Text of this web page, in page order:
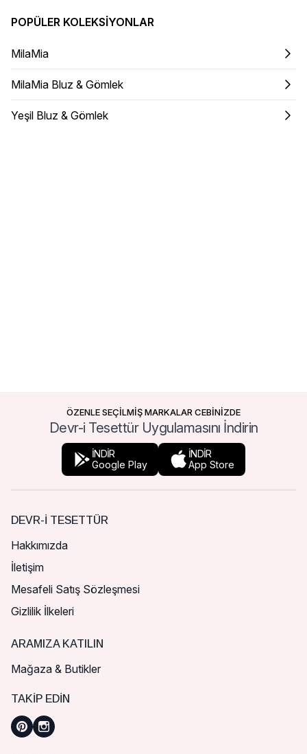
POPÜLER KOLEKSIYONLAR
MilaMia
MilaMia Bluz & Gömlek
Yeşil Bluz & Gömlek
ÖZENLE SEÇİLMİŞ MARKALAR CEBİNİZDE
Devr-i Tesettür Uygulamasını İndirin
İNDİR
Google Play
İNDİR
App Store
DEVR-I TESETTÜR
Hakkımızda
İletişim
Mesafeli Satış Sözleşmesi
Gizlilik İlkeleri
ARAMIZA KATILIN
Mağaza & Butikler
TAKIP EDIN